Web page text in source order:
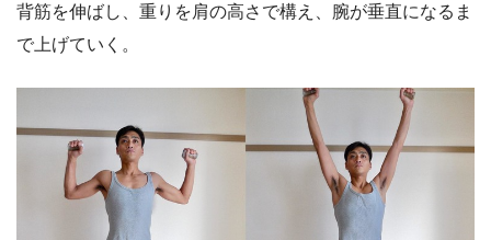
背筋を伸ばし、重りを肩の高さで構え、腕が垂直になるま
で上げていく。